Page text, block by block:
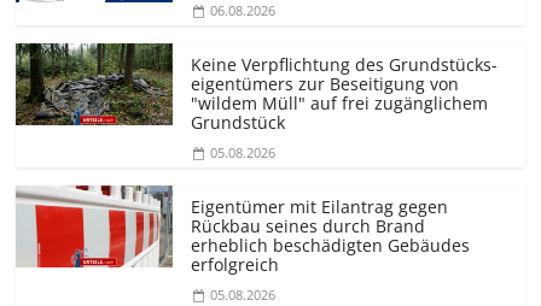
06.08.2026
Keine Verpflichtung des Grundstücks­
eigentümers zur Beseitigung von
"wildem Müll" auf frei zugänglichem
Grundstück
05.08.2026
Eigentümer mit Eilantrag gegen
Rückbau seines durch Brand
erheblich beschädigten Gebäudes
erfolgreich
05.08.2026